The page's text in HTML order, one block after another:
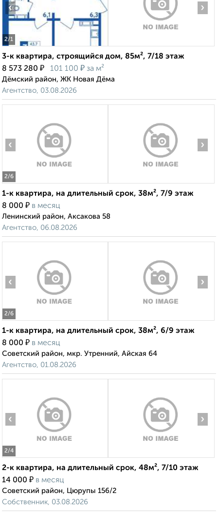
2/1
‹ ›
3-к квартира, строящийся дом, 85м², 7/18 этаж
8 573 280 ₽ 101 100 ₽ за м²
Дёмский район, ЖК Новая Дёма
Агентство, 03.08.2026
2/6
‹ ›
1-к квартира, на длительный срок, 38м², 7/9 этаж
8 000 ₽ в месяц
Ленинский район, Аксакова 58
Агентство, 06.08.2026
2/6
‹ ›
1-к квартира, на длительный срок, 38м², 6/9 этаж
8 000 ₽ в месяц
Советский район, мкр. Утренний, Айская 64
Агентство, 01.08.2026
2/4
‹ ›
2-к квартира, на длительный срок, 48м², 7/10 этаж
14 000 ₽ в месяц
Советский район, Цюрупы 156/2
Собственник, 03.08.2026